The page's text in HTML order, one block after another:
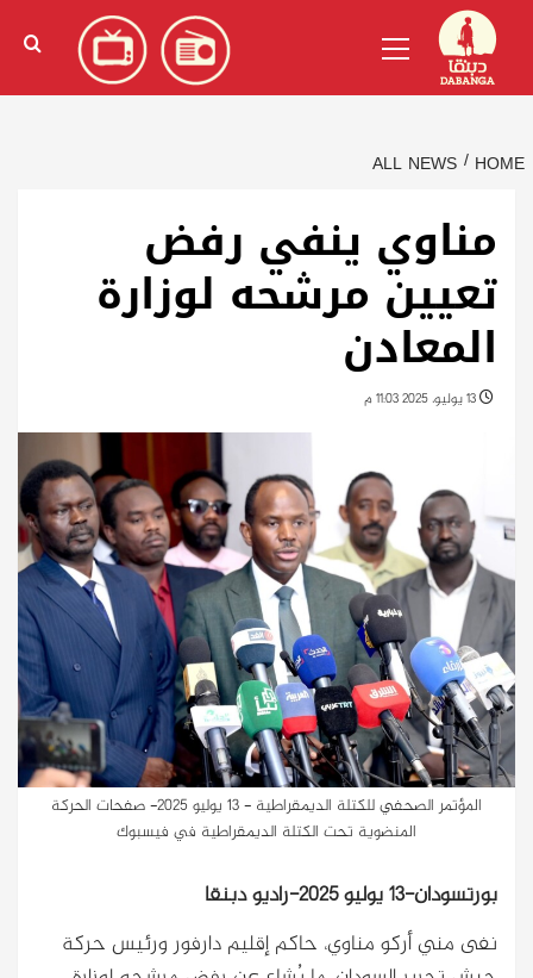
content
الإنجليزية)
Menu
HOME
ALL NEWS
مناوي ينفي رفض
تعيين مرشحه لوزارة
المعادن
المؤتمر الصحفي للكتلة الديمقراطية - 13 يوليو 2025- صفحات الحركة
المنضوية تحت الكتلة الديمقراطية في فيسبوك
بورتسودان-13 يوليو 2025-راديو دبنقا
نفى مني أركو مناوي، حاكم إقليم دارفور ورئيس حركة